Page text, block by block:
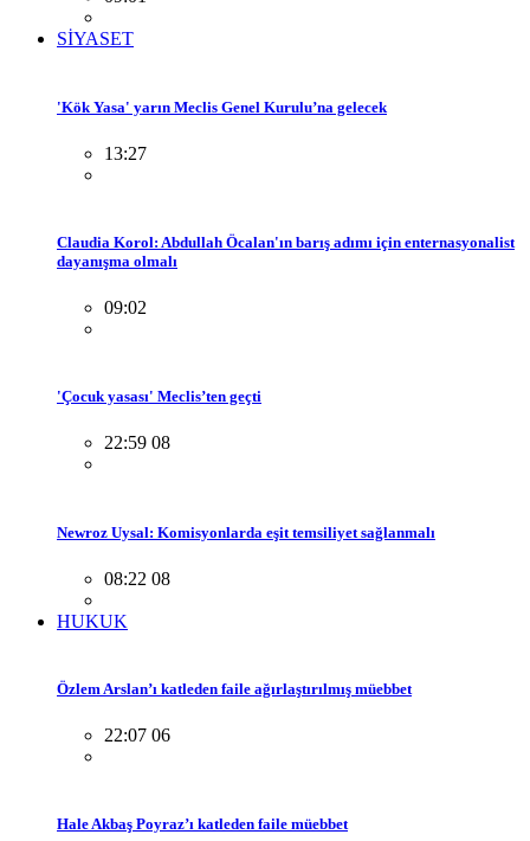
SİYASET
'Kök Yasa' yarın Meclis Genel Kurulu’na gelecek
13:27
Claudia Korol: Abdullah Öcalan'ın barış adımı için enternasyonalist
dayanışma olmalı
09:02
'Çocuk yasası' Meclis’ten geçti
22:59 08
Newroz Uysal: Komisyonlarda eşit temsiliyet sağlanmalı
08:22 08
HUKUK
Özlem Arslan’ı katleden faile ağırlaştırılmış müebbet
22:07 06
Hale Akbaş Poyraz’ı katleden faile müebbet